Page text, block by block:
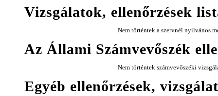
Vizsgálatok, ellenőrzések
Nem történtek a szervnél nyilvános
Az Állami Számvevőszék
Nem történtek számvevőszéki
Egyéb ellenőrzések,